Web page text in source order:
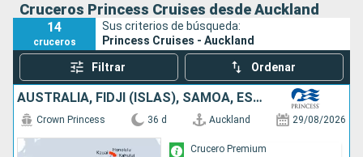
Buscar
Cruceros Princess Cruises desde Auckland
14
cruceros
Sus criterios de búsqueda:
Princess Cruises - Auckland
Filtrar Ordenar
AUSTRALIA, FIDJI (ISLAS), SAMOA, ESTADOS UNIDOS, FRANCIA, NUEVA ZELANDA
Crown Princess 36 d Auckland 29/08/2026
Crucero Premium